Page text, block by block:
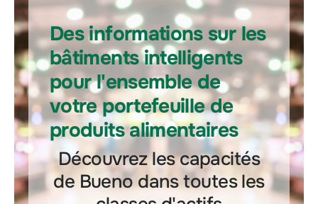
Des informations sur les
bâtiments intelligents
pour l'ensemble de
votre portefeuille de
produits alimentaires
Découvrez les capacités
de Bueno dans toutes les